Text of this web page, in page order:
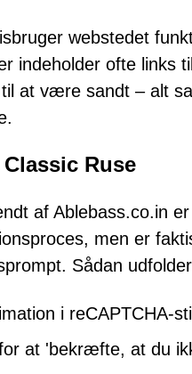
webstedet
indeholder ofte links
at være sandt – alt
Ruse
af Ablebass.co.in
men er
Sådan
i reCAPTCHA-
at 'bekræfte, at du